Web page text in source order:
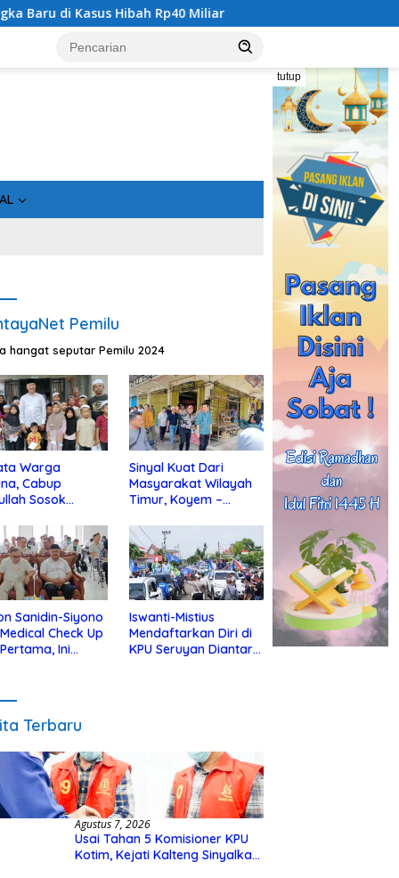
Hibah Rp40 Miliar Geger! 5 Komisioner KPU Kotim
tutup
Pemilu
hangat seputar Pemilu 2024
Warga
Cabup
Sosok
Sinyal Kuat Dari
Masyarakat Wilayah
Timur, Koyem –
di Kotim
Sanidin-Siyono
Check Up
Ini
Iswanti-Mistius
Mendaftarkan Diri di
KPU Seruyan Diantar
Terbaru
Agustus 7, 2026
Usai Tahan 5 Komisioner KPU
Kotim, Kejati Kalteng Sinyalkan